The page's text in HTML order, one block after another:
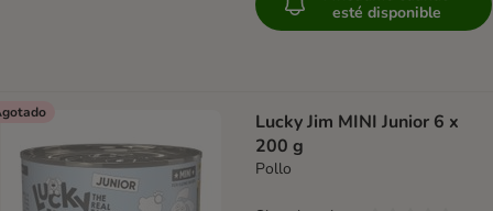
esté disponible
Lucky Jim MINI Junior 6 x
200 g
Pollo